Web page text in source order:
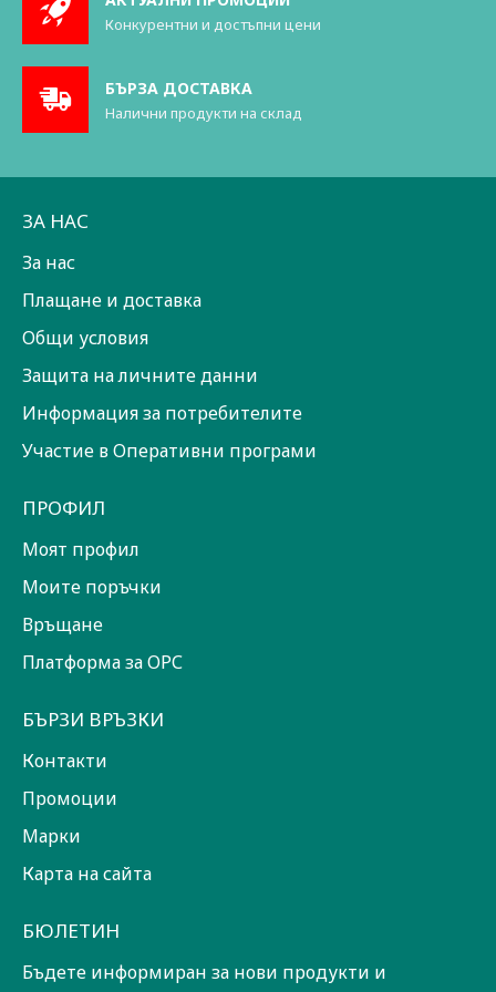
Конкурентни и достъпни цени
БЪРЗА ДОСТАВКА
Налични продукти на склад
ЗА НАС
За нас
Плащане и доставка
Общи условия
Защита на личните данни
Информация за потребителите
Участие в Оперативни програми
ПРОФИЛ
Моят профил
Моите поръчки
Връщане
Платформа за ОРС
БЪРЗИ ВРЪЗКИ
Контакти
Промоции
Марки
Карта на сайта
БЮЛЕТИН
Бъдете информиран за нови продукти и